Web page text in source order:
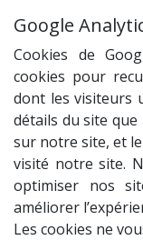
Google
Cookies de
cookies pour
dont les visiteurs
détails du site
sur notre site, et
visité notre site.
optimiser nos
améliorer
Les cookies ne